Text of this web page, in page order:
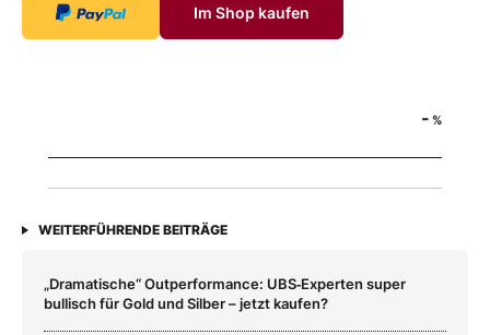
Im Shop kaufen
- %
WEITERFÜHRENDE BEITRÄGE
„Dramatische“ Outperformance: UBS‑Experten super
bullisch für Gold und Silber – jetzt kaufen?